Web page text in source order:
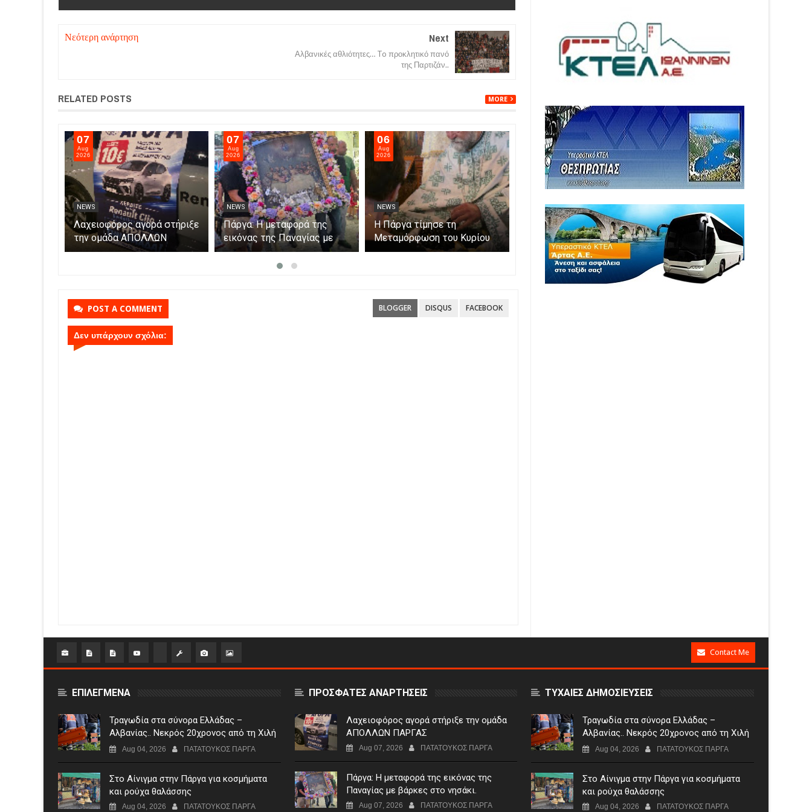
Νεότερη ανάρτηση Next
Αλβανικές αθλιότητες… To προκλητικό πανό
της Παρτιζάν..
RELATED POSTS MORE
07
Aug
2026
NEWS
Λαχειοφόρος αγορά στήριξε
την ομάδα ΑΠΟΛΛΩΝ
ΠΑΡΓΑΣ
07
Aug
2026
NEWS
Πάργα: Η μεταφορά της
εικόνας της Παναγίας με
βάρκες στο νησάκι.
06
Aug
2026
NEWS
Η Πάργα τίμησε τη
Μεταμόρφωση του Κυρίου
NEWS
Η Καινοτομία στα ταξίδια
μόνο στο Skarpos Tours
Parga
05
Aug
2026
NEWS
Άνοιξε η πλατφόρμα
myAGRO για τις αγροτικές
ενισχύσεις 2026 – Πώς
υποβάλλεται η Ενιαία
Αίτηση Ενίσχυσης
POST A COMMENT BLOGGER DISQUS FACEBOOK
Δεν υπάρχουν σχόλια:
Contact Me
ΕΠΙΛΕΓΜΕΝΑ
Τραγωδία στα σύνορα Ελλάδας –
Αλβανίας.. Νεκρός 20χρονος από τη Χιλή
κοντά στη Σαγιάδα
Aug 04, 2026 ΠΑΤΑΤΟΥΚΟΣ ΠΑΡΓΑ
Στο Αίνιγμα στην Πάργα για κοσμήματα
και ρούχα θαλάσσης
Aug 04, 2026 ΠΑΤΑΤΟΥΚΟΣ ΠΑΡΓΑ
ΠΡΟΣΦΑΤΕΣ ΑΝΑΡΤΗΣΕΙΣ
Λαχειοφόρος αγορά στήριξε την ομάδα
ΑΠΟΛΛΩΝ ΠΑΡΓΑΣ
Aug 07, 2026 ΠΑΤΑΤΟΥΚΟΣ ΠΑΡΓΑ
Πάργα: Η μεταφορά της εικόνας της
Παναγίας με βάρκες στο νησάκι.
Aug 07, 2026 ΠΑΤΑΤΟΥΚΟΣ ΠΑΡΓΑ
ΤΥΧΑΙΕΣ ΔΗΜΟΣΙΕΥΣΕΙΣ
Τραγωδία στα σύνορα Ελλάδας –
Αλβανίας.. Νεκρός 20χρονος από τη Χιλή
κοντά στη Σαγιάδα
Aug 04, 2026 ΠΑΤΑΤΟΥΚΟΣ ΠΑΡΓΑ
Στο Αίνιγμα στην Πάργα για κοσμήματα
και ρούχα θαλάσσης
Aug 04, 2026 ΠΑΤΑΤΟΥΚΟΣ ΠΑΡΓΑ